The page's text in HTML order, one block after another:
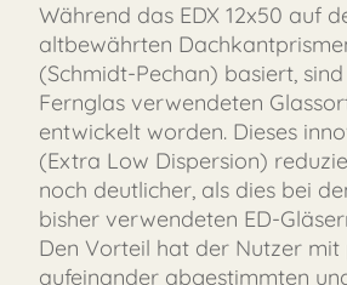
Während das EDX 12x50 auf
altbewährten
(Schmidt-Pechan) basiert,
Fernglas verwendeten
entwickelt worden. Dieses
(Extra Low Dispersion)
noch deutlicher, als dies bei
bisher verwendeten ED-
Den Vorteil hat der Nutzer
aufeinander abgestimmten